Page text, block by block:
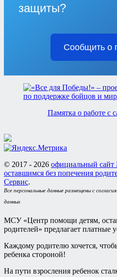
защиты?
Сообщить о
Памятка о работе с
© 2017 - 2026 официальный
оставшимся без попечения
Сервис.
Все персональные данные размещены с
данных
МСУ «Центр помощи детям,
родителей» предлагает платные
Каждому родителю хочется,
ребенка стороной!
На пути взросления ребенок